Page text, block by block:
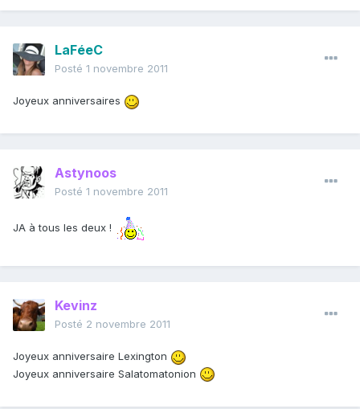
LaFéeC
Posté 1 novembre 2011
Joyeux anniversaires
Astynoos
Posté 1 novembre 2011
JA à tous les deux !
Kevinz
Posté 2 novembre 2011
Joyeux anniversaire Lexington
Joyeux anniversaire Salatomatonion